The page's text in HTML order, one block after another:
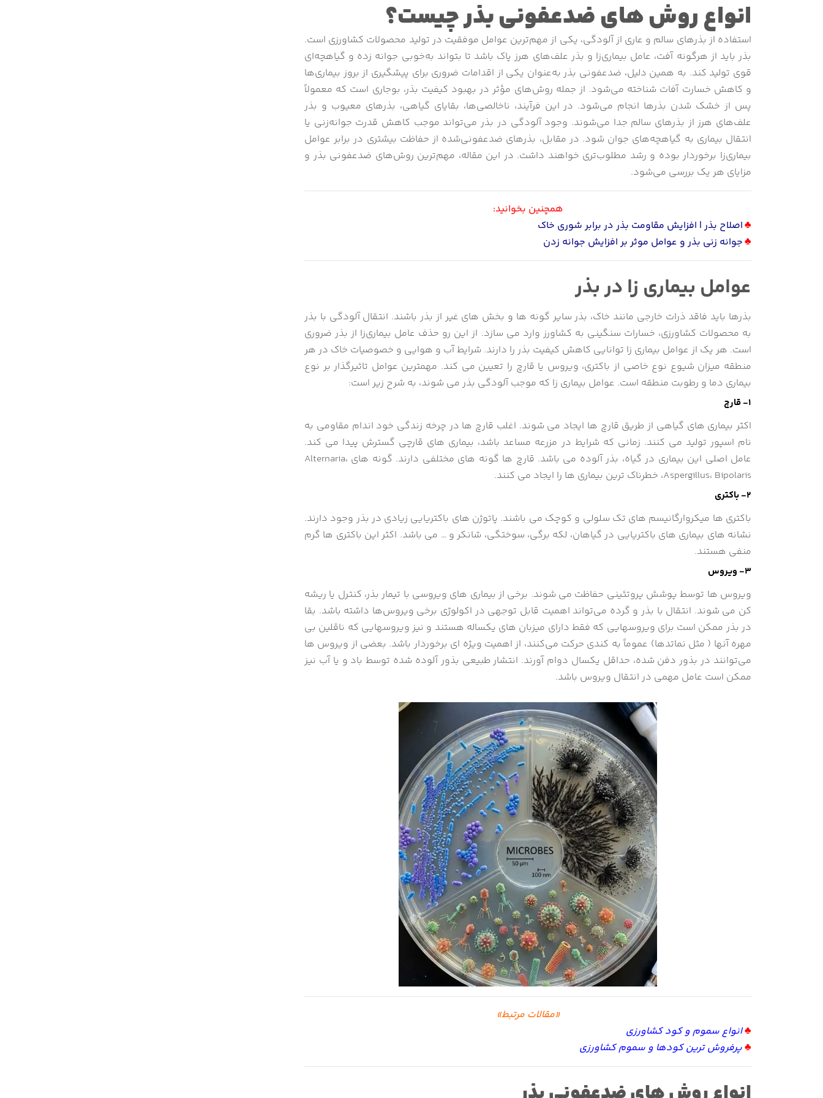
انواع روش های ضدعفونی بذر چیست؟
استفاده از بذرهای سالم و عاری از آلودگی، یکی از مهم‌ترین عوامل موفقیت در تولید محصولات کشاورزی است.
بذر باید از هرگونه آفت، عامل بیماری‌زا و بذر علف‌های هرز پاک باشد تا بتواند به‌خوبی جوانه زده و گیاهچه‌ای
قوی تولید کند. به همین دلیل، ضدعفونی بذر به‌عنوان یکی از اقدامات ضروری برای پیشگیری از بروز بیماری‌ها
و کاهش خسارت آفات شناخته می‌شود. از جمله روش‌های مؤثر در بهبود کیفیت بذر، بوجاری است که معمولاً
پس از خشک شدن بذرها انجام می‌شود. در این فرآیند، ناخالصی‌ها، بقایای گیاهی، بذرهای معیوب و بذر
علف‌های هرز از بذرهای سالم جدا می‌شوند. وجود آلودگی در بذر می‌تواند موجب کاهش قدرت جوانه‌زنی یا
انتقال بیماری به گیاهچه‌های جوان شود. در مقابل، بذرهای ضدعفونی‌شده از حفاظت بیشتری در برابر عوامل
بیماری‌زا برخوردار بوده و رشد مطلوب‌تری خواهند داشت. در این مقاله، مهم‌ترین روش‌های ضدعفونی بذر و
مزایای هر یک بررسی می‌شود.
همچنین بخوانید:
♣اصلاح بذر | افزایش مقاومت بذر در برابر شوری خاک
♣جوانه زنی بذر و عوامل موثر بر افزایش جوانه زدن
عوامل بیماری زا در بذر
بذرها باید فاقد ذرات خارجی مانند خاک، بذر سایر گونه ها و بخش های غیر از بذر باشند. انتقال آلودگی با بذر
به محصولات کشاورزی، خسارات سنگینی به کشاورز وارد می سازد. از این رو حذف عامل بیماری‌زا از بذر ضروری
است. هر یک از عوامل بیماری زا توانایی کاهش کیفیت بذر را دارند. شرایط آب و هوایی و خصوصیات خاک در هر
منطقه میزان شیوع نوع خاصی از باکتری، ویروس یا قارچ را تعیین می کند. مهمترین عوامل تاثیرگذار بر نوع
بیماری دما و رطوبت منطقه است. عوامل بیماری زا که موجب آلودگی بذر می شوند، به شرح زیر است:
1- قارچ
اکثر بیماری های گیاهی از طریق قارچ ها ایجاد می شوند. اغلب قارچ ها در چرخه زندگی خود اندام مقاومی به
نام اسپور تولید می کنند. زمانی که شرایط در مزرعه مساعد باشد، بیماری های قارچی گسترش پیدا می کند.
عامل اصلی این بیماری در گیاه، بذر آلوده می باشد. قارچ ها گونه های مختلفی دارند. گونه های Alternaria،
Aspergillus، Bipolaris، خطرناک ترین بیماری ها را ایجاد می کنند.
2- باکتری
باکتری ها میکروارگانیسم های تک سلولی و کوچک می باشند. پاتوژن های باکتریایی زیادی در بذر وجود دارند.
نشانه های بیماری های باکتریایی در گیاهان، لکه برگی، سوختگی، شانکر و … می باشد. اکثر این باکتری ها گرم
منفی هستند.
3- ویروس
ویروس ها توسط پوشش پروتئینی حفاظت می شوند. برخی از بیماری های ویروسی با تیمار بذر، کنترل یا ریشه
کن می شوند. انتقال با بذر و گرده می‌تواند اهمیت قابل توجهی در اکولوژی برخی ویروس‌ها داشته باشد. بقا
در بذر ممکن است برای ویروسهایی که فقط دارای میزبان های یکساله هستند و نیز ویروسهایی که ناقلین بی
مهره آنها ( مثل نماتدها) عموماً به کندی حرکت می‌کنند، از اهمیت ویژه ای برخوردار باشد. بعضی از ویروس ها
می‌توانند در بذور دفن شده، حداقل یکسال دوام آورند. انتشار طبیعی بذور آلوده شده توسط باد و یا آب نیز
ممکن است عامل مهمی در انتقال ویروس باشد.
«مقالات مرتبط»
♣انواع سموم و کود کشاورزی
♣پرفروش ترین کودها و سموم کشاورزی